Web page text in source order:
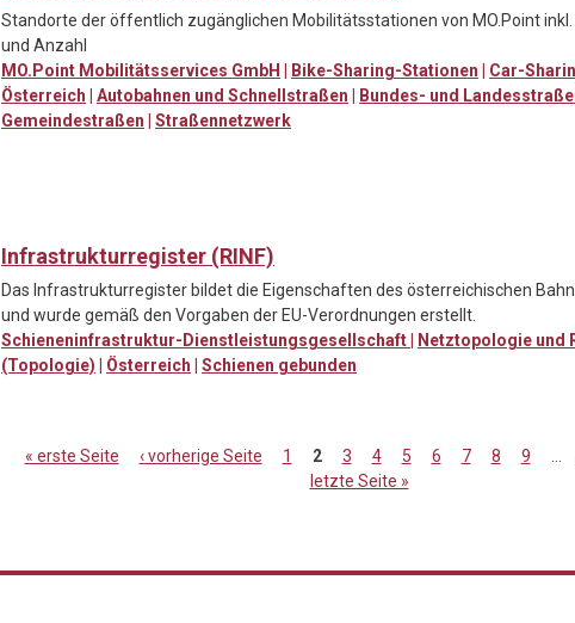
Standorte der öffentlich zugänglichen Mobilitätsstationen von MO.Point
und Anzahl
MO.Point Mobilitätsservices GmbH | Bike-Sharing-Stationen | Car-
Österreich | Autobahnen und Schnellstraßen | Bundes- und
Gemeindestraßen | Straßennetzwerk
Infrastrukturregister (RINF)
Das Infrastrukturregister bildet die Eigenschaften des österreichischen
und wurde gemäß den Vorgaben der EU-Verordnungen erstellt.
Schieneninfrastruktur-Dienstleistungsgesellschaft| Netztopologie und
(Topologie) | Österreich | Schienen gebunden
« erste Seite ‹ vorherige Seite 1 2 3 4 5 6 7 8 9
letzte Seite »